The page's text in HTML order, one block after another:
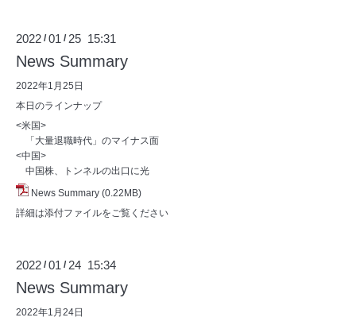
2022 /01 / 25 15:31
News Summary
2022年1月25日
本日のラインナップ
<米国>
「大量退職時代」のマイナス面
<中国>
中国株、トンネルの出口に光
News Summary (0.22MB)
詳細は添付ファイルをご覧ください
2022 /01 / 24 15:34
News Summary
2022年1月24日